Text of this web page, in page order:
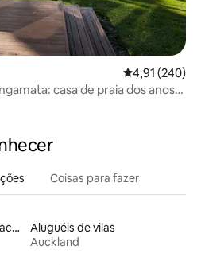
4,91 de uma
4,91 (240)
casa de praia dos anos
Coisas para fazer
Aluguéis de espaços que aceitam animais de estimação
Aluguéis de vilas
Auckland